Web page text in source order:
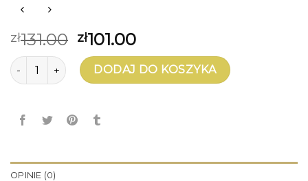
zł131.00 zł101.00
ilość kolczyk na uchoDODAJ DO KOSZYKA
OPINIE (0)